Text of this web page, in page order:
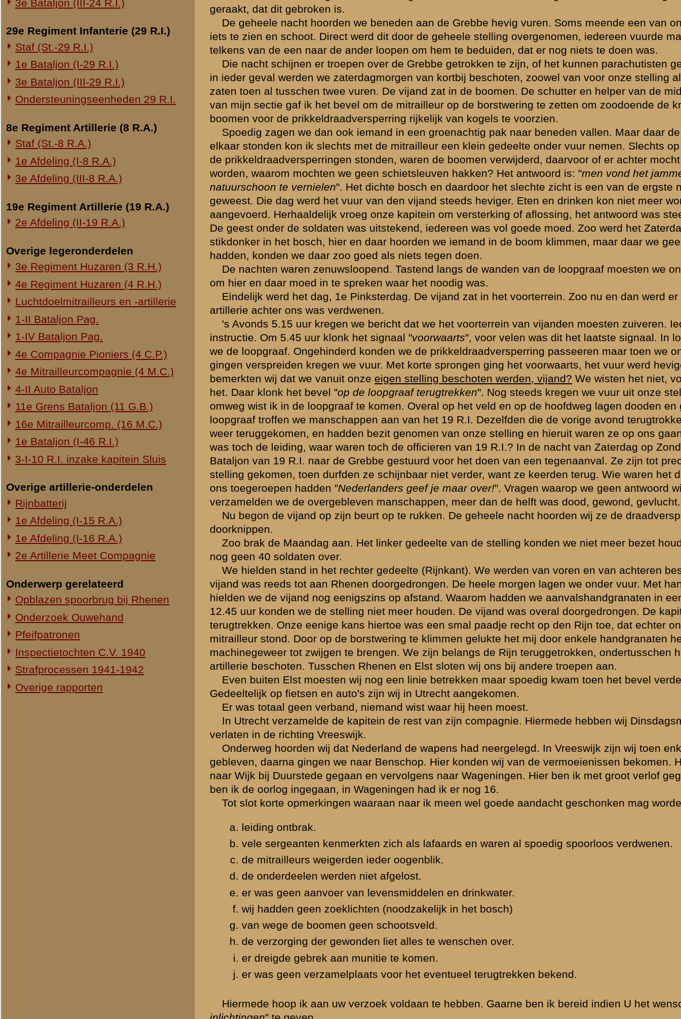
11e Grens Bataljon (11 G.B.)
1e Bataljon (I-46 R.I.)
Overige artillerie-onderdelen
Rijnbatterij
1e Afdeling (I-15 R.A.)
2e Artillerie Meet Compagnie
Onderwerp gerelateerd
Opblazen spoorbrug bij Rhenen
Onderzoek Ouwehand
Pfeifpatronen
Inspectietochten C.V. 1940
Strafprocessen 1941-1942
omweg wist ik in de loopgraaf te komen. Overal op het veld en op de hoofdweg lagen dooden en gewonden. In de
loopgraaf troffen we manschappen aan van het 19 R.I. Dezelfden die de vorige avond terugtrokken. Ze waren nu
weer teruggekomen, en hadden bezit genomen van onze stelling en hieruit waren ze op ons gaan schieten. Waar
was toch de leiding, waar waren toch de officieren van 19 R.I.? In de nacht van Zaterdag op Zondag was een
Bataljon van 19 R.I. naar de Grebbe gestuurd voor het doen van een tegenaanval. Ze zijn tot precies aan onze
stelling gekomen, toen durfden ze schijnbaar niet verder, want ze keerden terug. Wie waren het die bij de aanval
ons toegeroepen hadden "Nederlanders geef je maar over! ". Vragen waarop we geen antwoord wisten. Direct
verzamelden we de overgebleven manschappen, meer dan de helft was dood, gewond, gevlucht.
Nu begon de vijand op zijn beurt op te rukken. De geheele nacht hoorden wij ze de draadversperringen
Zoo brak de Maandag aan. Het linker gedeelte van de stelling konden we niet meer bezet houden, we hadden
nog geen 40 soldaten over.
We hielden stand in het rechter gedeelte (Rijnkant). We werden van voren en van achteren beschoten. De
vijand was reeds tot aan Rhenen doorgedrongen. De heele morgen lagen we onder vuur. Met handgranaten
hielden we de vijand nog eenigszins op afstand. Waarom hadden we aanvalshandgranaten in een stoplijn? Om
12.45 uur konden we de stelling niet meer houden. De vijand was overal doorgedrongen. De kapitein gaf het bevel
terugtrekken. Onze eenige kans hiertoe was een smal paadje recht op den Rijn toe, dat echter onder vuur van een
mitrailleur stond. Door op de borstwering te klimmen gelukte het mij door enkele handgranaten het
machinegeweer tot zwijgen te brengen. We zijn belangs de Rijn teruggetrokken, ondertusschen hevig door de
artillerie beschoten. Tusschen Rhenen en Elst sloten wij ons bij andere troepen aan.
Even buiten Elst moesten wij nog een linie betrekken maar spoedig kwam toen het bevel verder terugtrekken.
Gedeeltelijk op fietsen en auto's zijn wij in Utrecht aangekomen.
Er was totaal geen verband, niemand wist waar hij heen moest.
In Utrecht verzamelde de kapitein de rest van zijn compagnie. Hiermede hebben wij Dinsdagsmiddags Utrecht
verlaten in de richting Vreeswijk.
Onderweg hoorden wij dat Nederland de wapens had neergelegd. In Vreeswijk zijn wij toen enkele dagen
gebleven, daarna gingen we naar Benschop. Hier konden wij van de vermoeienissen bekomen. Hiervan zijn wij
naar Wijk bij Duurstede gegaan en vervolgens naar Wageningen. Hier ben ik met groot verlof gegaan. Met 37 man
ben ik de oorlog ingegaan, in Wageningen had ik er nog 16.
Tot slot korte opmerkingen waaraan naar ik meen wel goede aandacht geschonken mag worden.
leiding ontbrak.
vele sergeanten kenmerkten zich als lafaards en waren al spoedig spoorloos verdwenen.
de mitrailleurs weigerden ieder oogenblik.
er was geen aanvoer van levensmiddelen en drinkwater.
wij hadden geen zoeklichten (noodzakelijk in het bosch)
van wege de boomen geen schootsveld.
de verzorging der gewonden liet alles te wenschen over.
er dreigde gebrek aan munitie te komen.
er was geen verzamelplaats voor het eventueel terugtrekken bekend.
Hiermede hoop ik aan uw verzoek voldaan te hebben. Gaarne ben ik bereid indien U het wenscht "nadere
inlichtingen
't welk doende,
(get.) J. van Donselaar.
Vaandrig 3-I-8 R.I.
----------------------------------------
Rheden, 18 Februari 1941.
In mijn verslag van de strijd op de Grebbeberg is een vergissing begaan. U gelieve te lezen op die plaatsen
waar het 19 R.I. genoemd wordt, het 11 R.I. Hierbij moge nog vermeld worden dat de Luitenant Verberne de
eenigste Officier was die toen bij ons in de stelling aan de strijd deelnam.
----------------------------------------
Brondocument 2
(PDF, 227.11 KB)
Verklaring van cadet-vaandrig F.J.L. in den...»
Verslag van dienstplichtig sergeant G. van...
Gebruiksvoorwaarden| Begrippenlijst |Veelgestelde vragen |Afkortingen